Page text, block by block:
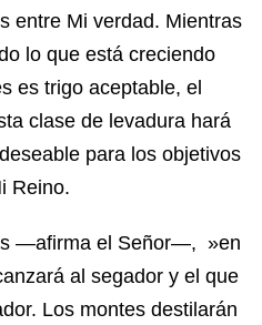
entre Mi verdad. Mientras
lo que está creciendo
es trigo aceptable, el
clase de levadura hará
para los objetivos
Reino.
—afirma el Señor—, »en
al segador y el que
Los montes destilarán